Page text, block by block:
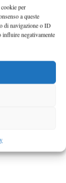
per
a queste
di navigazione o ID
negativamente